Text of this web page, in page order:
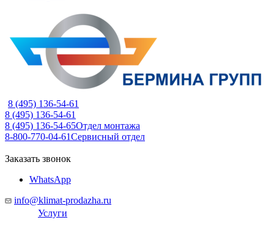
8 (495) 136-54-61
8 (495) 136-54-61
8 (495) 136-54-65Отдел монтажа
8-800-770-04-61Сервисный отдел
Заказать звонок
WhatsApp
info@klimat-prodazha.ru
Услуги